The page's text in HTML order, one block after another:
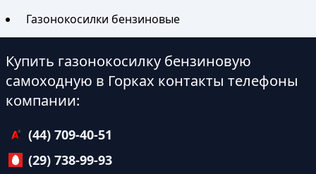
Газонокосилки бензиновые
Купить газонокосилку бензиновую
самоходную в Горках контакты телефоны
компании:
(44) 709-40-51
(29) 738-99-93